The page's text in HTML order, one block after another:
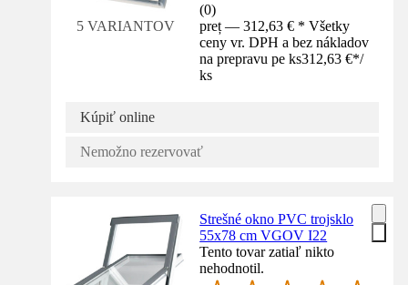
5 VARIANTOV
(0)
preț — 312,63 € * Všetky
ceny vr. DPH a bez nákladov
na prepravu pe ks312,63 €*/
ks
Kúpiť online
Nemožno rezervovať
Strešné okno PVC trojsklo
55x78 cm VGOV I22
Tento tovar zatiaľ nikto
nehodnotil.